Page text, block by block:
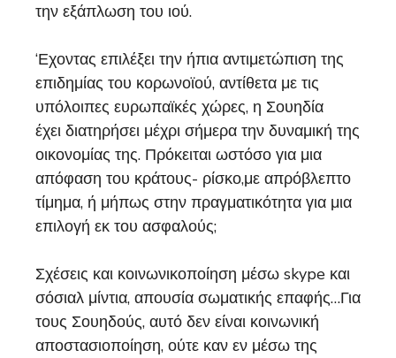
την εξάπλωση του ιού.
‘Εχοντας επιλέξει την ήπια αντιμετώπιση της
επιδημίας του κορωνοϊού, αντίθετα με τις
υπόλοιπες ευρωπαϊκές χώρες, η Σουηδία
έχει διατηρήσει μέχρι σήμερα την δυναμική της
οικονομίας της. Πρόκειται ωστόσο για μια
απόφαση του κράτους- ρίσκο,με απρόβλεπτο
τίμημα, ή μήπως στην πραγματικότητα για μια
επιλογή εκ του ασφαλούς;
Σχέσεις και κοινωνικοποίηση μέσω skype και
σόσιαλ μίντια, απουσία σωματικής επαφής…Για
τους Σουηδούς, αυτό δεν είναι κοινωνική
αποστασιοποίηση, ούτε καν εν μέσω της